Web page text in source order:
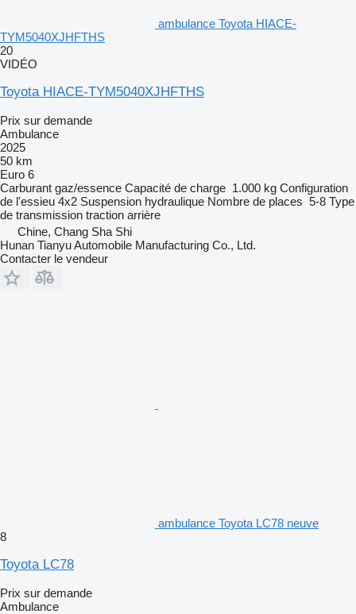
ambulance Toyota HIACE-
TYM5040XJHFTHS
20
VIDÉO
Toyota HIACE-TYM5040XJHFTHS
Prix sur demande
Ambulance
2025
50 km
Euro 6
Carburant gaz/essence Capacité de charge 1.000 kg Configuration
de l'essieu 4x2 Suspension hydraulique Nombre de places 5-8 Type
de transmission traction arrière
Chine, Chang Sha Shi
Hunan Tianyu Automobile Manufacturing Co., Ltd.
Contacter le vendeur
ambulance Toyota LC78 neuve
8
Toyota LC78
Prix sur demande
Ambulance